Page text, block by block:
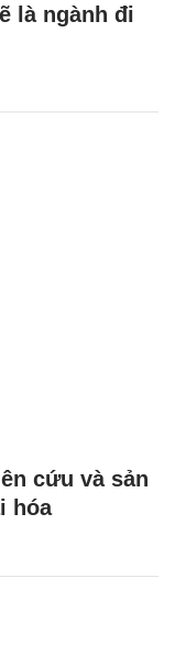
là ngành đi
cứu và sản
hóa